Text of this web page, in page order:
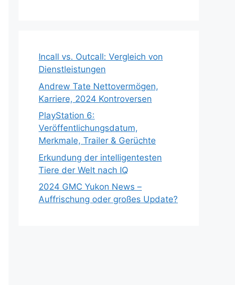
Incall vs. Outcall: Vergleich von
Dienstleistungen
Andrew Tate Nettovermögen,
Karriere, 2024 Kontroversen
PlayStation 6:
Veröffentlichungsdatum,
Merkmale, Trailer & Gerüchte
Erkundung der intelligentesten
Tiere der Welt nach IQ
2024 GMC Yukon News –
Auffrischung oder großes Update?